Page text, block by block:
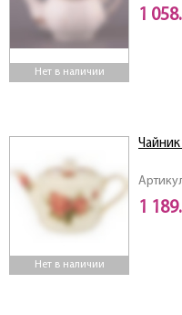
Нет в наличии
1
Нет в наличии
1